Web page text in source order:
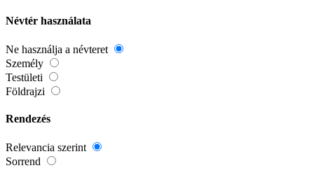
Névtér használata
Ne használja a névteret
Személy
Testületi
Földrajzi
Rendezés
Relevancia szerint
Sorrend